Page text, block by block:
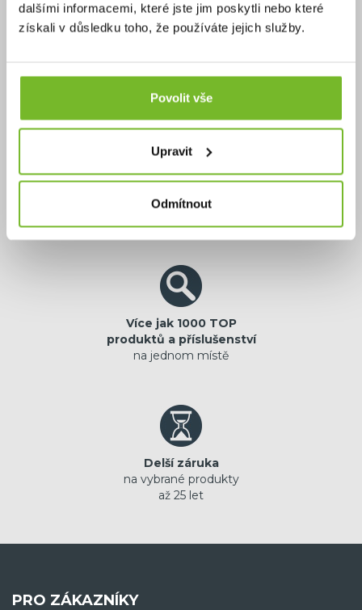
dalšími informacemi, které jste jim poskytli nebo které
získali v důsledku toho, že používáte jejich služby.
Povolit vše
Upravit
Odmítnout
eshop@moris.cz
Výhradní zastoupení
jistota originální
Více jak 1000 TOP
produktů a příslušenství
na jednom místě
Delší záruka
na vybrané produkty
až 25 let
PRO ZÁKAZNÍKY